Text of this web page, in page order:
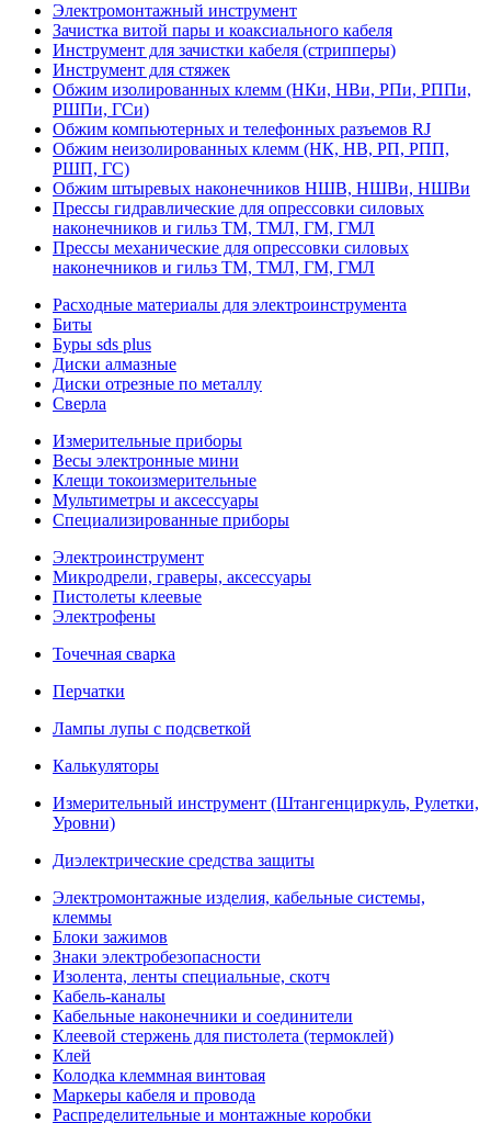
Электромонтажный инструмент
Зачистка витой пары и коаксиального кабеля
Инструмент для зачистки кабеля (стрипперы)
Инструмент для стяжек
Обжим изолированных клемм (НКи, НВи, РПи, РППи,
РШПи, ГСи)
Обжим компьютерных и телефонных разъемов RJ
Обжим неизолированных клемм (НК, НВ, РП, РПП,
РШП, ГС)
Обжим штыревых наконечников НШВ, НШВи, НШВи
Прессы гидравлические для опрессовки силовых
наконечников и гильз ТМ, ТМЛ, ГМ, ГМЛ
Прессы механические для опрессовки силовых
наконечников и гильз ТМ, ТМЛ, ГМ, ГМЛ
Расходные материалы для электроинструмента
Биты
Буры sds plus
Диски алмазные
Диски отрезные по металлу
Сверла
Измерительные приборы
Весы электронные мини
Клещи токоизмерительные
Мультиметры и аксессуары
Специализированные приборы
Электроинструмент
Микродрели, граверы, аксессуары
Пистолеты клеевые
Электрофены
Точечная сварка
Перчатки
Лампы лупы с подсветкой
Калькуляторы
Измерительный инструмент (Штангенциркуль, Рулетки,
Уровни)
Диэлектрические средства защиты
Электромонтажные изделия, кабельные системы,
клеммы
Блоки зажимов
Знаки электробезопасности
Изолента, ленты специальные, скотч
Кабель-каналы
Кабельные наконечники и соединители
Клеевой стержень для пистолета (термоклей)
Клей
Колодка клеммная винтовая
Маркеры кабеля и провода
Распределительные и монтажные коробки